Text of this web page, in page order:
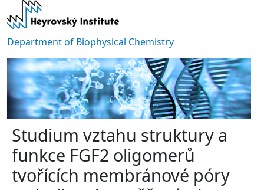
Skip to main content
Department of Biophysical Chemistry
Studium vztahu struktury a
funkce FGF2 oligomerů
tvořících membránové póry